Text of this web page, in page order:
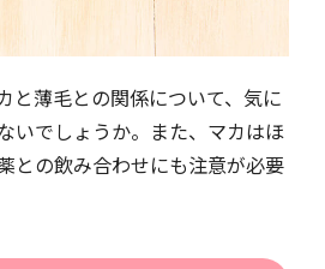
と薄毛との関係について、気に
いでしょうか。また、マカはほ
との飲み合わせにも注意が必要